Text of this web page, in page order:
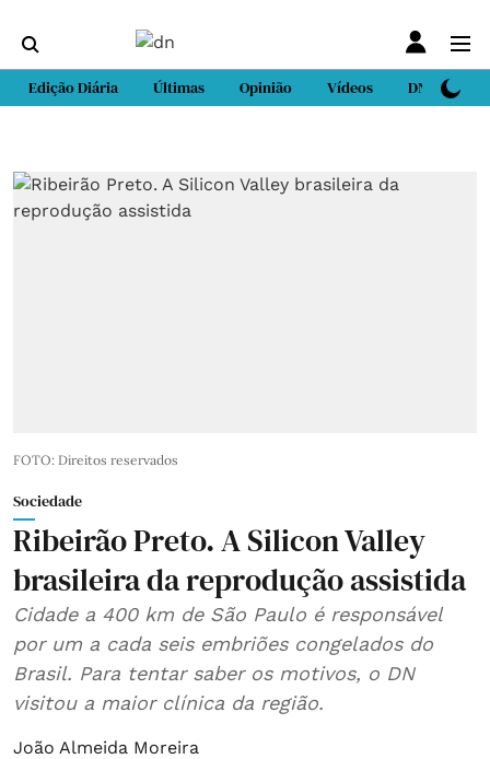
Edição Diária Últimas Opinião Vídeos DN Sport
FOTO: Direitos reservados
Sociedade
Ribeirão Preto. A Silicon Valley
brasileira da reprodução assistida
Cidade a 400 km de São Paulo é responsável
por um a cada seis embriões congelados do
Brasil. Para tentar saber os motivos, o DN
visitou a maior clínica da região.
João Almeida Moreira